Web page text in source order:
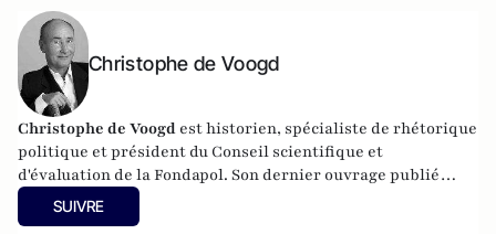
Christophe de Voogd
Christophe de Voogd est historien, spécialiste de rhétorique
politique et président du Conseil scientifique et
d'évaluation de la Fondapol. Son dernier ouvrage publié
est
Victoire populiste aux Pays-Bas, spécificité nationale ou
paradigme européen
SUIVRE